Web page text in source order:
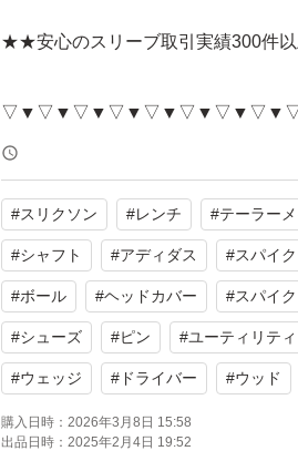
★★安心のスリーブ取引実績300件
個数違い、各社スリーブの取り扱い
#koGOLF_sleeve ←取り扱いスリー
#koGOLF_sleeve_TM ←テーラー
#koGOLF ←ゴルフ用品
複数個まとめ買いで値引き致します！
#スリクソン #レンチ #テーラー
#シャフト #アディダス #スパイ
#ボール #ヘッドカバー #スパイク
#シューズ #ピン #ユーティリティ
#ウェッジ # ドライバー #ウッド
購入日時： 2026年3月8日 15:58
出品日時： 2025年2月4日 19:52